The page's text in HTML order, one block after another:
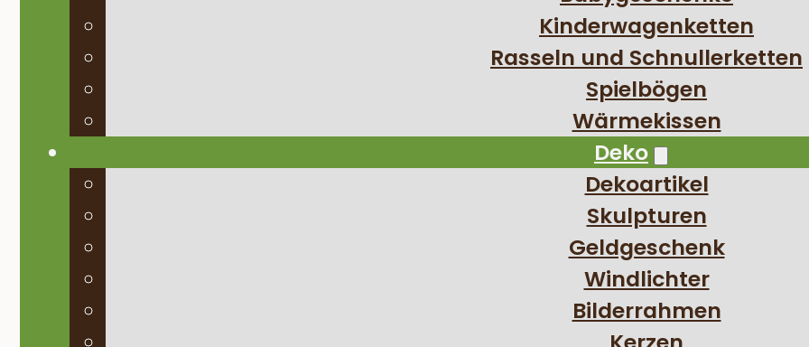
Kinderwagenketten
Rasseln und Schnullerketten
Spielbögen
Wärmekissen
Deko
Dekoartikel
Skulpturen
Geldgeschenk
Windlichter
Bilderrahmen